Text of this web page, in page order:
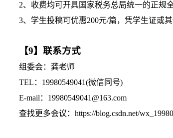
2、收费均可开具国家税务总局统一的正规
3、学生投稿可优惠200元/篇，凭学生证或
【9】联系方式
组委会：龚老师
TEL：19980549041(微信同号)
E-mail：19980549041@163.com
查找更多会议：https://blog.csdn.net/